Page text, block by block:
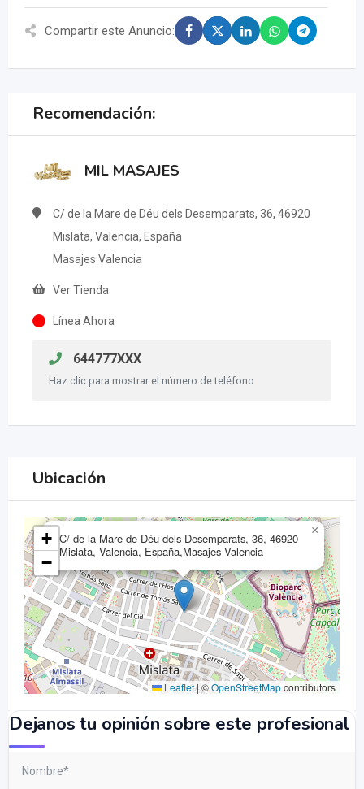
Compartir este Anuncio:
Recomendación:
MIL MASAJES
C/ de la Mare de Déu dels Desemparats, 36, 46920
Mislata, Valencia, España
Masajes Valencia
Ver Tienda
Línea Ahora
644777XXX
Haz clic para mostrar el número de teléfono
Ubicación
C/ de la Mare de Déu dels Desemparats, 36, 46920
Mislata, Valencia, España,Masajes Valencia
×
+
−
Leaflet|©OpenStreetMapcontributors
Dejanos tu opinión sobre este profesional